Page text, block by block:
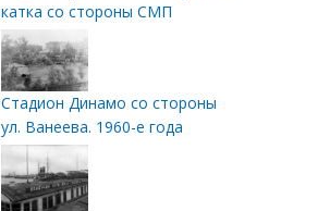
катка со стороны СМП
Стадион Динамо со стороны
ул. Ванеева. 1960-е года